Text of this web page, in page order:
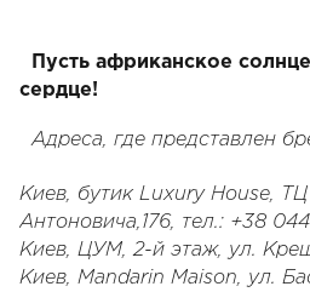
Пусть африканское
сердце!
Адреса, где представлен
Киев, бутик Luxury House,
Антоновича,176, тел.: +38
Киев, ЦУМ, 2-й этаж, ул.
Киев, Mandarin Maison, ул.